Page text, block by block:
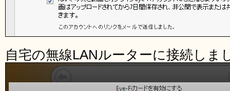
自宅の無線LANルーターに接続しま